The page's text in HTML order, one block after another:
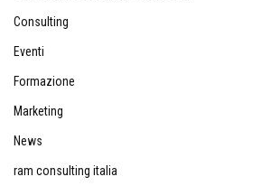
Consulting
Eventi
Formazione
Marketing
News
ram consulting italia